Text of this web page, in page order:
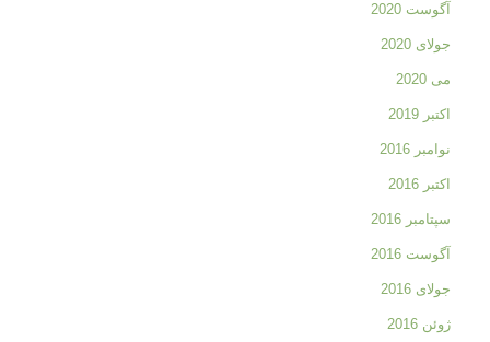
آگوست 2020
جولای 2020
می 2020
اکتبر 2019
نوامبر 2016
اکتبر 2016
سپتامبر 2016
آگوست 2016
جولای 2016
ژوئن 2016